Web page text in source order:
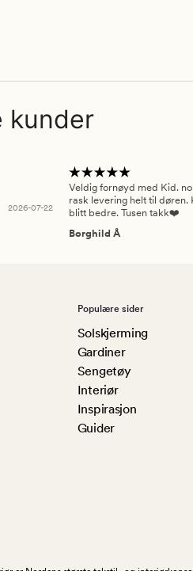
kunder
2026-07-22
Veldig fornøyd med Kid.
rask levering helt til døren.
blitt bedre. Tusen takk❤️
Borghild Å
Populære sider
Solskjerming
Gardiner
Sengetøy
Interiør
Inspirasjon
Guider